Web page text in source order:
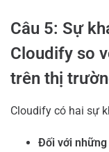
Câu 5: Sự
Cloudify so
trên thị
Cloudify có hai sự
Đối với những